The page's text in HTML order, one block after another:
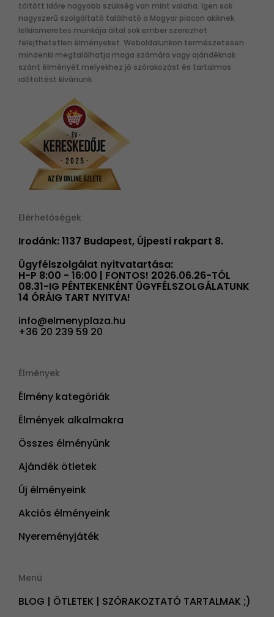
töltött időre nagyobb szükség van mint valaha. Igen sok
nagyszerű szolgáltató található a Magyar piacon akiknek
lelkiismeretes munkája által sok ember szerezhet
felejthetetlen élményeket. Weboldalunkon természetesen
mindenki megtalálhatja maga számára vagy ajándéknak
szánt élményét melyekhez jó szórakozást és tartalmas
időtöltést kívánunk.
Elérhetőségek
Irodánk: 1137 Budapest, Újpesti rakpart 8.
Ügyfélszolgálat nyitvatartása:
H-P 8:00 - 16:00 | FONTOS! 2026.06.26-TÓL
08.31-IG PÉNTEKENKÉNT ÜGYFÉLSZOLGÁLATUNK
14 ÓRÁIG TART NYITVA!
info@elmenyplaza.hu
+36 20 239 59 20
Élmények
Élmény kategóriák
Élmények alkalmakra
Összes élményünk
Ajándék ötletek
Új élményeink
Akciós élményeink
Nyereményjáték
Menü
BLOG | ÖTLETEK | SZÓRAKOZTATÓ TARTALMAK ;)